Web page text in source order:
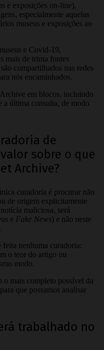
e exposições on-line),
especialmente aquelas
museus e exposições ao
e Covid-19,
mais de trinta fontes
compartilhados nas redes
nós encaminhados.
em blocos, incluindo
a última consulta, de modo
de
sobre o que
Archive?
curadoria é procurar não
de origem explicitamente
maliciosa, será
e Fake News) e não neste
feita nenhuma curadoria:
o teor do artigo ou
modo.
o mais completo possível da
que possamos analisar
trabalhado no